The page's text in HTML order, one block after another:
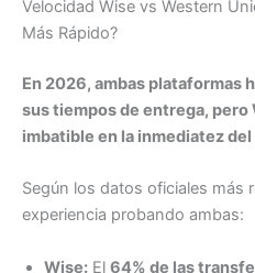
Velocidad Wise vs Western
Más Rápido?
En 2026, ambas plataformas
sus tiempos de entrega,
imbatible en la inmediatez
Según los datos oficiales más
experiencia probando ambas:
Wise: El 64% de las